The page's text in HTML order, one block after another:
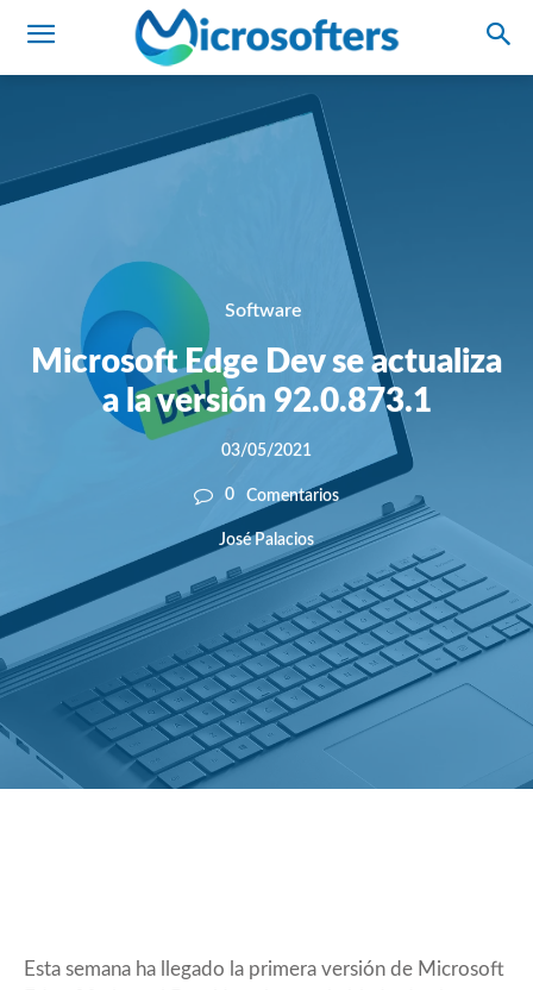
Software
Microsoft Edge Dev se actualiza
a la versión 92.0.873.1
03/05/2021
0 Comentarios
José Palacios
Esta semana ha llegado la primera versión de Microsoft